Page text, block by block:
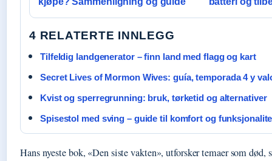
4 RELATERTE INNLEGG
Tilfeldig landgenerator – finn land med flagg og kart
Secret Lives of Mormon Wives: guía, temporada 4 y
Kvist og sperregrunning: bruk, tørketid og alternativer
Spisestol med sving – guide til komfort og
Hans nyeste bok, «Den siste vakten», utforsker temaer som